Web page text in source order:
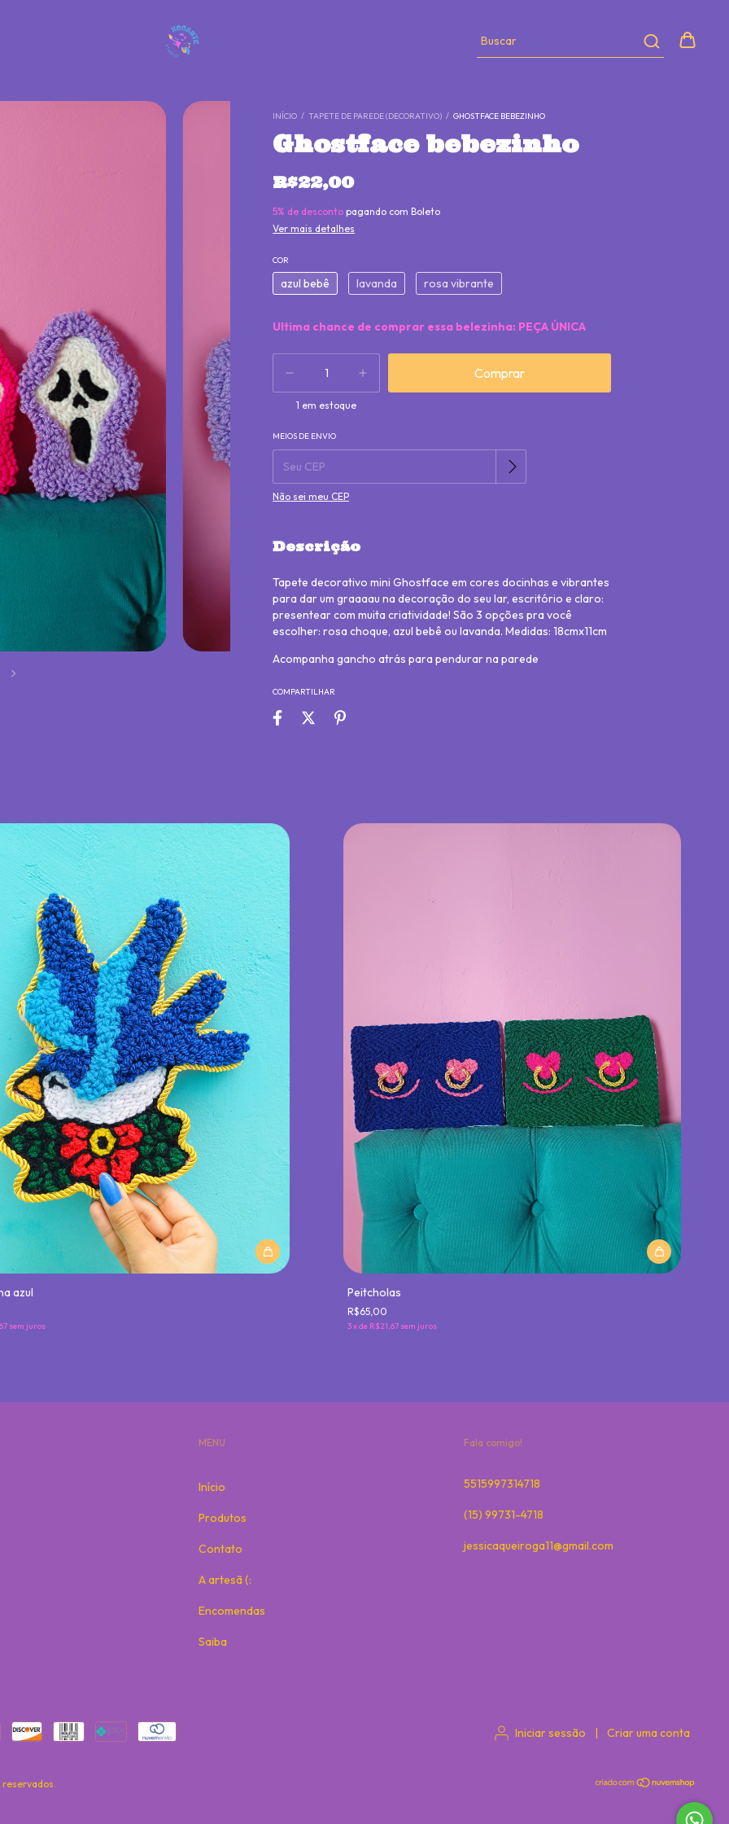
INÍCIO / TAPETE DE PAREDE (DECORATIVO) / GHOSTFACE BEBEZINHO
Ghostface bebezinho
R$22,00
5% de desconto pagando com Boleto
Ver mais detalhes
COR
azul bebê lavanda rosa vibrante
Ultima chance de comprar essa belezinha: PEÇA ÚNICA
1 em estoque
Entregas para o CEP:
MEIOS DE ENVIO
Não sei meu CEP
Descrição
Tapete decorativo mini Ghostface em cores docinhas e vibrantes
para dar um graaaau na decoração do seu lar, escritório e claro:
presentear com muita criatividade! São 3 opções pra você
escolher: rosa choque, azul bebê ou lavanda. Medidas: 18cmx11cm
Acompanha gancho atrás para pendurar na parede
COMPARTILHAR
azul
sem juros
Peitcholas
R$65,00
3xde R$21,67 sem juros
MENU
Início
Produtos
Contato
A artesã (:
Encomendas
Saiba
Fala comigo!
5515997314718
(15) 99731-4718
jessicaqueiroga11@gmail.com
Iniciar sessão Criar uma conta